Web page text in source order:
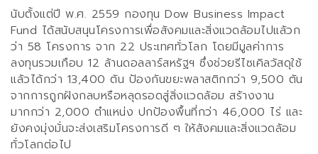
นับตั้งแต่ปี พ.ศ. 2559 กองทุน Dow Business Impact
Fund ได้สนับสนุนโครงการเพื่อสังคมและสิ่งแวดล้อมไปแล้วก
ว่า 58 โครงการ จาก 22 ประเทศทั่วโลก โดยมีมูลค่าการ
ลงทุนรวมเกือบ 12 ล้านดอลลาร์สหรัฐฯ ซึ่งช่วยรีไซเคิลวัสดุใช้
แล้วได้กว่า 13,400 ตัน ป้องกันขยะพลาสติกกว่า 9,500 ตัน
จากการถูกฝังกลบหรือหลุดรอดสู่สิ่งแวดล้อม สร้างงาน
มากกว่า 2,000 ตำแหน่ง ปกป้องพื้นที่กว่า 46,000 ไร่ และ
ยังคงมุ่งมั่นจะส่งเสริมโครงการดี ๆ ให้สังคมและสิ่งแวดล้อม
ทั่วโลกต่อไป